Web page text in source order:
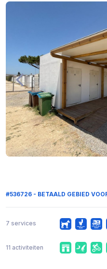
#536726 - BETAALD GEBIED
7 services
11 activiteiten